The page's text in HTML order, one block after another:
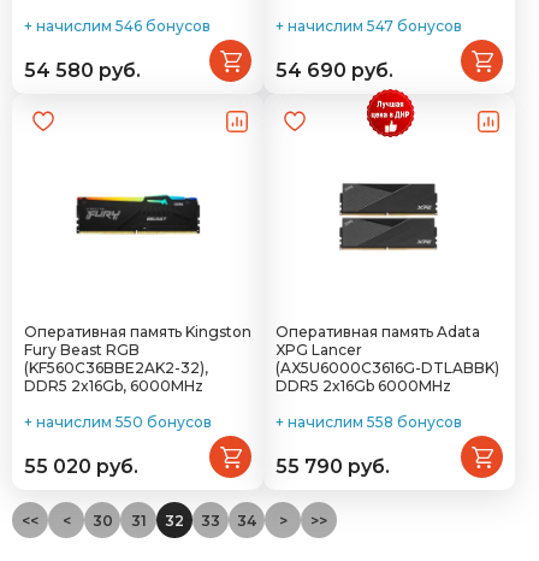
+ начислим 546 бонусов
54 580 руб.
+ начислим 547 бонусов
54 690 руб.
Оперативная память Kingston
Fury Beast RGB
(KF560C36BBE2AK2-32),
DDR5 2x16Gb, 6000MHz
+ начислим 550 бонусов
55 020 руб.
Оперативная память Adata
XPG Lancer
(AX5U6000C3616G-DTLABBK)
DDR5 2x16Gb 6000MHz
+ начислим 558 бонусов
55 790 руб.
<< < 30 31 32 33 34 > >>